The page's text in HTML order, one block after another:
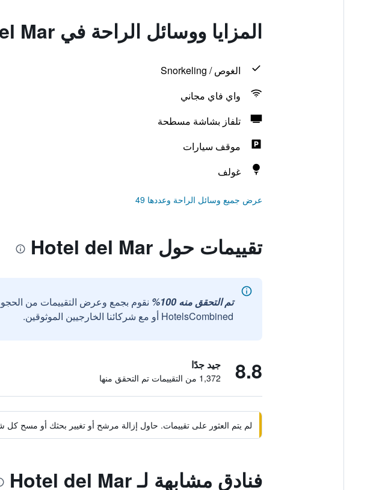
المزايا ووسائل الراحة في Hotel del Mar
الغوص / Snorkeling
واي فاي مجاني
تلفاز بشاشة مسطحة
موقف سيارات
غولف
عرض جميع وسائل الراحة وعددها 49
تقييمات حول Hotel del Mar
تم التحقق منه 100%
نقوم بجمع وعرض التقييمات من
HotelsCombined أو مع شركائنا الخارجيين الموثوقين.
8.8 جيد جدًا
1,372 من التقييمات تم التحقق منها
لم يتم العثور على تقييمات. حاول إزالة مرشح أو تغيير بحثك أو مسح
فنادق مشابهة لـ Hotel del Mar